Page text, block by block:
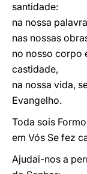
santidade:
na nossa
nas nossas
no nosso corpo
castidade,
na nossa vida,
Evangelho.
Toda sois
em Vós Se fez
Ajudai-nos a